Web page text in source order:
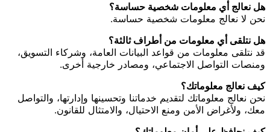
هل نعالج أي معلومات شخصية حساسة؟
نحن لا نعالج معلومات شخصية حساسة.
هل نتلقى أي معلومات من أطراف ثالثة؟
قد نتلقى معلومات من قواعد البيانات العامة، وشركاء التسويق،
ومنصات التواصل الاجتماعي، ومصادر خارجية أخرى.
كيف نعالج معلوماتك؟
نحن نعالج معلوماتك لتقديم خدماتنا وتحسينها وإدارتها، والتواصل
معك، ولأغراض الأمن ومنع الاحتيال، والامتثال للقانون.